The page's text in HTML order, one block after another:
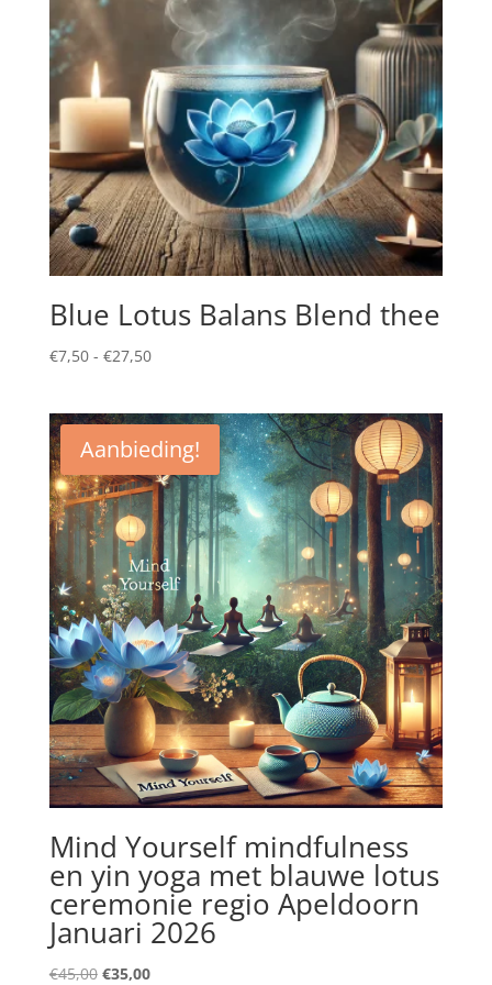
Blue Lotus Balans Blend thee
€7,50 - €27,50Prijsklasse:
€27,50
Aanbieding!
Mind Yourself mindfulness
en yin yoga met blauwe lotus
ceremonie regio Apeldoorn
Januari 2026
€45,00 Oorspronkelijke
€35,00Huidige